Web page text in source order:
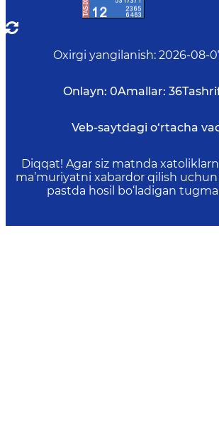
Oxirgi yangilanish: 2026-08-
Onlayn: 0Amallar: 36
Veb-saytdagi o‘rtacha
Diqqat! Agar siz matnda
ma’muriyatni xabardor qilish
pastda hosil bo‘ladigan